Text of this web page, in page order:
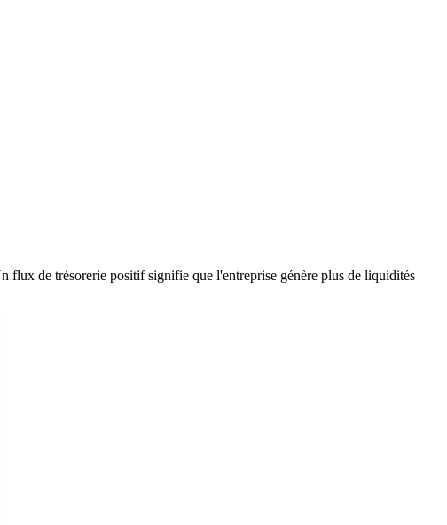
flux de trésorerie positif signifie que l'entreprise génère plus de liquidités